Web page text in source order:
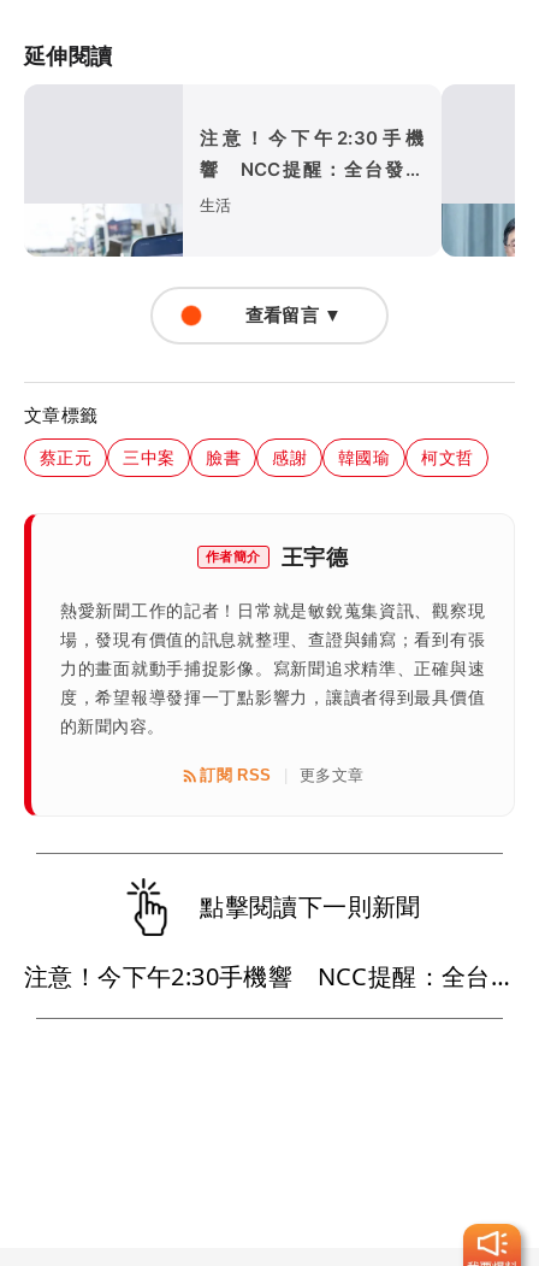
延伸閱讀
注意！今下午2:30手機
響 NCC提醒：全台發送
演習預告
生活
查看留言 ▼
文章標籤
蔡正元 三中案 臉書 感謝 韓國瑜 柯文哲
作者簡介 王宇德
熱愛新聞工作的記者！日常就是敏銳蒐集資訊、觀察現
場，發現有價值的訊息就整理、查證與鋪寫；看到有張
力的畫面就動手捕捉影像。寫新聞追求精準、正確與速
度，希望報導發揮一丁點影響力，讓讀者得到最具價值
的新聞內容。
訂閱 RSS 更多文章
點擊閱讀下一則新聞
注意！今下午2:30手機響 NCC提醒：全台發送演習預告